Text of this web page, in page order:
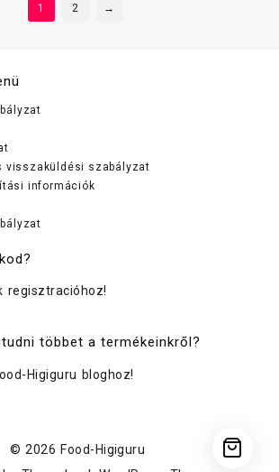
1 2 →
visszaküldési szabályzat
információk
regisztracióhoz!
többet a termékeinkről?
Higiguru bloghoz!
© 2026 Food-Higiguru